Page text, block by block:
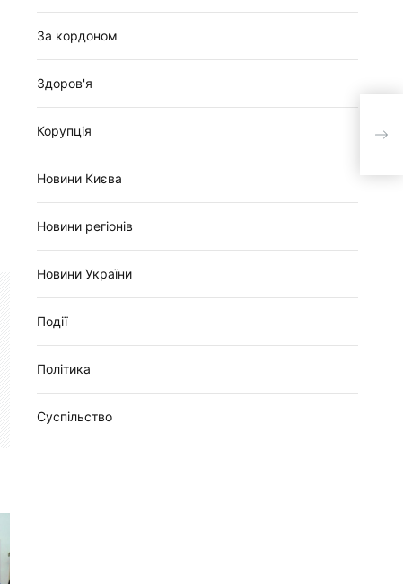
За кордоном
Здоров'я
Корупція
Новини Києва
Новини регіонів
Новини України
Події
Політика
Суспільство